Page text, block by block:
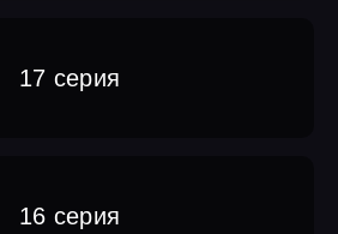
17 серия
16 серия